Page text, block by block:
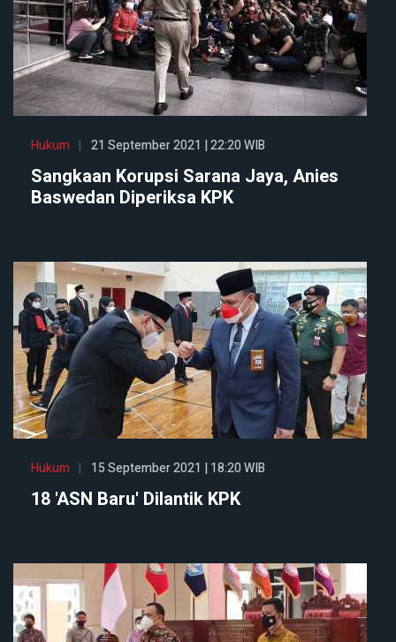
Hukum 21 September 2021 | 22:20 WIB
Sangkaan Korupsi Sarana Jaya, Anies
Baswedan Diperiksa KPK
Hukum 15 September 2021 | 18:20 WIB
18 'ASN Baru' Dilantik KPK